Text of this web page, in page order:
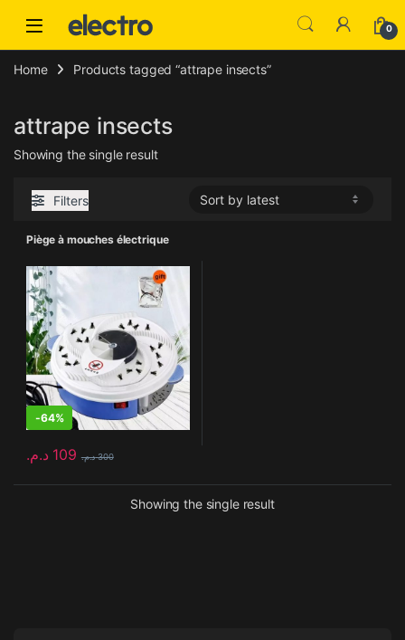
0
Home Products tagged “attrape insects”
attrape insects
Showing the single result
Filters
Piège à mouches électrique
-64%
109 د.م. 300 د.م.
Showing the single result